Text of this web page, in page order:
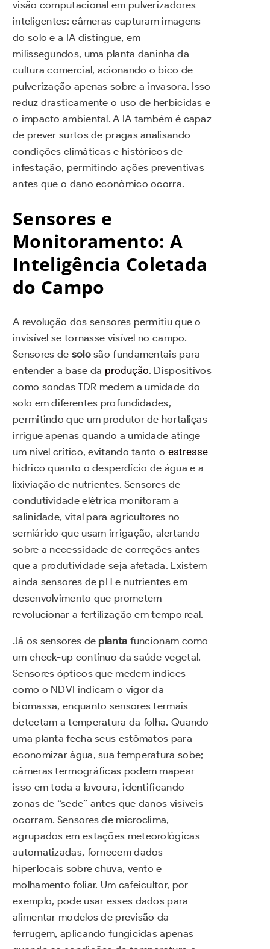
visão computacional em pulverizadores
inteligentes: câmeras capturam imagens
do solo e a IA distingue, em
milissegundos, uma planta daninha da
cultura comercial, acionando o bico de
pulverização apenas sobre a invasora. Isso
reduz drasticamente o uso de herbicidas e
o impacto ambiental. A IA também é capaz
de prever surtos de pragas analisando
condições climáticas e históricos de
infestação, permitindo ações preventivas
antes que o dano econômico ocorra.
Sensores e
Monitoramento: A
Inteligência Coletada
do Campo
A revolução dos sensores permitiu que o
invisível se tornasse visível no campo.
Sensores de solosão fundamentais para
entender a base da produção. Dispositivos
como sondas TDR medem a umidade do
solo em diferentes profundidades,
permitindo que um produtor de hortaliças
irrigue apenas quando a umidade atinge
um nível crítico, evitando tanto o estresse
hídrico quanto o desperdício de água e a
lixiviação de nutrientes. Sensores de
condutividade elétrica monitoram a
salinidade, vital para agricultores no
semiárido que usam irrigação, alertando
sobre a necessidade de correções antes
que a produtividade seja afetada. Existem
ainda sensores de pH e nutrientes em
desenvolvimento que prometem
revolucionar a fertilização em tempo real.
Já os sensores de planta funcionam como
um check-up contínuo da saúde vegetal.
Sensores ópticos que medem índices
como o NDVI indicam o vigor da
biomassa, enquanto sensores termais
detectam a temperatura da folha. Quando
uma planta fecha seus estômatos para
economizar água, sua temperatura sobe;
câmeras termográficas podem mapear
isso em toda a lavoura, identificando
zonas de “sede” antes que danos visíveis
ocorram. Sensores de microclima,
agrupados em estações meteorológicas
automatizadas, fornecem dados
hiperlocais sobre chuva, vento e
molhamento foliar. Um cafeicultor, por
exemplo, pode usar esses dados para
alimentar modelos de previsão da
ferrugem, aplicando fungicidas apenas